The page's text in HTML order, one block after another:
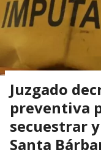
Juzgado
preventiva
secuestrar
Santa